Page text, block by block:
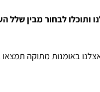
לבחור מבין שלל
מתוקה תמצאו